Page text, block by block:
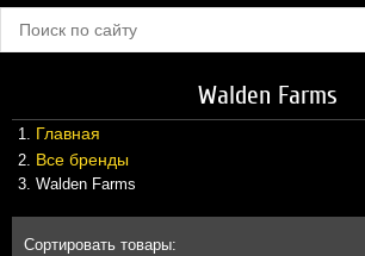
ПРОТЕИНЫ
КРЕАТИН
Walden Farms
Главная
Все бренды
Walden Farms
Сортировать товары: